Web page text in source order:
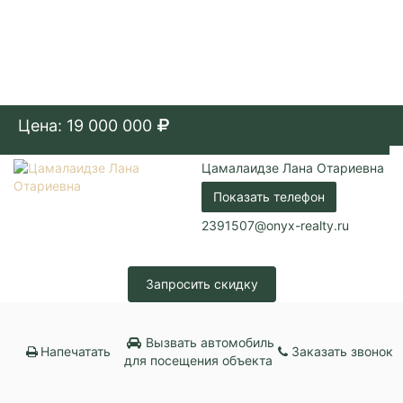
Цена: 19 000 000
Цамалаидзе Лана Отариевна
Показать телефон
2391507@onyx-realty.ru
Запросить скидку
Напечатать
Вызвать автомобиль
для посещения объекта
Заказать звонок